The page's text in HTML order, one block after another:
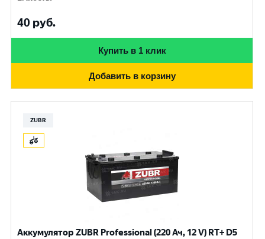
40 руб.
Купить в 1 клик
Добавить в корзину
ZUBR
Аккумулятор ZUBR Professional (220 Ач, 12 V) RT+ D5